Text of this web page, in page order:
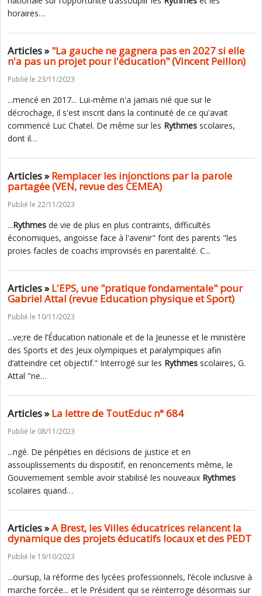
horaires…
Articles »"La gauche ne gagnera pas en 2027 si elle
n'a pas un projet pour l'éducation" (Vincent Peillon)
Publié le 23/11/2023
...mencé en 2017... Lui-même n'a jamais nié que sur le
décrochage, il s'est inscrit dans la continuité de ce qu'avait
commencé Luc Chatel. De même sur les Rythmes scolaires,
dont il…
Articles »Remplacer les injonctions par la parole
partagée (VEN, revue des CEMEA)
Publié le 22/11/2023
...Rythmes de vie de plus en plus contraints, difficultés
économiques, angoisse face à l'avenir" font des parents "les
proies faciles de coachs improvisés en parentalité. C...
Articles »L'EPS, une "pratique fondamentale" pour
Gabriel Attal (revue Education physique et Sport)
Publié le 10/11/2023
...ve;re de l’Éducation nationale et de la Jeunesse et le ministère
des Sports et des Jeux olympiques et paralympiques afin
d’atteindre cet objectif." Interrogé sur les Rythmes scolaires, G.
Attal "ne…
Articles »La lettre de ToutEduc n° 684
Publié le 08/11/2023
...ngé. De péripéties en décisions de justice et en
assouplissements du dispositif, en renoncements même, le
Gouvernement semble avoir stabilisé les nouveaux Rythmes
scolaires quand…
Articles »A Brest, les Villes éducatrices relancent la
dynamique des projets éducatifs locaux et des PEDT
Publié le 19/10/2023
...oursup, la réforme des lycées professionnels, l’école inclusive à
marche forcée... et le Président qui se réinterroge désormais sur